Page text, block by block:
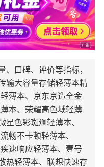
、口碑、评价等指标，
输大容量存储轻薄本精
薄本、京东京造全金
本、荣耀高色域轻薄
星色彩斑斓轻薄本、
畅不卡顿轻薄本、
速响应轻薄本、壹号
热轻薄本、联想快速存